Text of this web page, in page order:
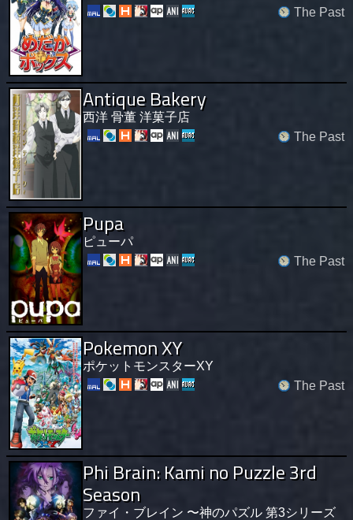
The Past
Antique Bakery
西洋 骨董 洋菓子店
The Past
Pupa
ピューパ
The Past
Pokemon XY
ポケットモンスターXY
The Past
Phi Brain: Kami no Puzzle 3rd
Season
ファイ・ブレイン 〜神のパズル 第3シリーズ